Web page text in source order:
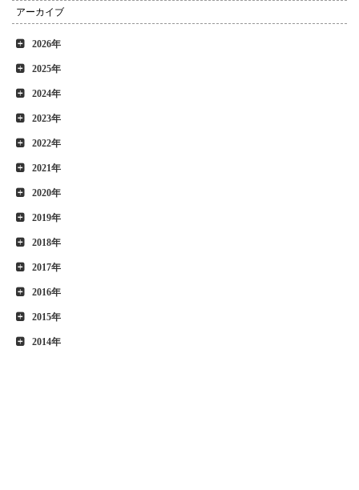
アーカイブ
2026年
2025年
2024年
2023年
2022年
2021年
2020年
2019年
2018年
2017年
2016年
2015年
2014年